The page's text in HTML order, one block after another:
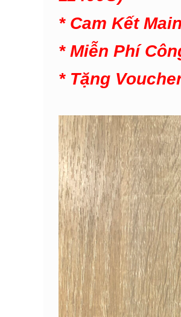
* Cam Kết
* Miễn Phí
* Tặng V